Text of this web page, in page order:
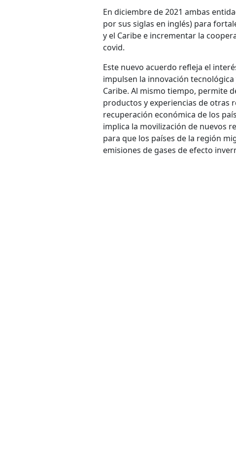
En diciembre de 2021 ambas
por sus siglas en inglés) para
y el Caribe e incrementar la
covid.
Este nuevo acuerdo refleja el
impulsen la innovación
Caribe. Al mismo tiempo, permite
productos y experiencias de otras
recuperación económica de los
implica la movilización de nuevos
para que los países de la región
emisiones de gases de efecto